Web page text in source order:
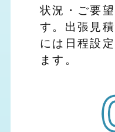
状況・ご要
す。出張見
には日程設
ます。